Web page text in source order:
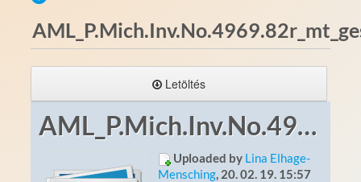
Letöltés
AML_P.Mich.Inv.No.4969.82r_mt_geschnitten.jpg
Uploaded by Lina Elhage-
Mensching, 20. 02. 19. 15:57